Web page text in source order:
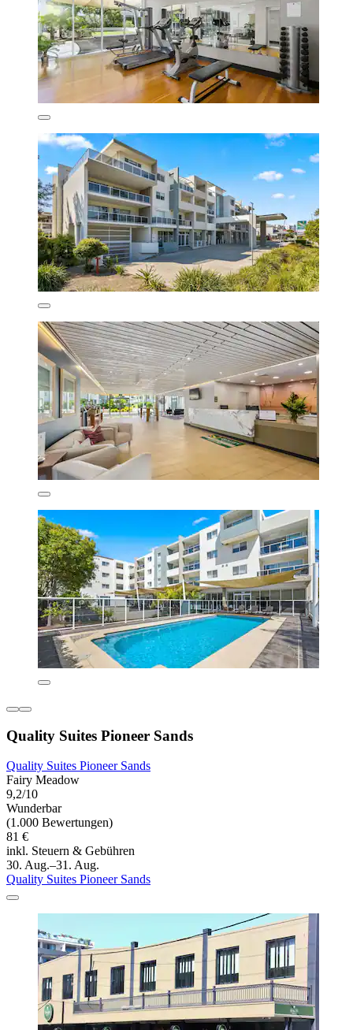
Quality Suites Pioneer Sands
Quality Suites Pioneer Sands
Fairy Meadow
9,2/10
Wunderbar
(1.000 Bewertungen)
81 €
inkl. Steuern & Gebühren
30. Aug.–31. Aug.
Quality Suites Pioneer Sands